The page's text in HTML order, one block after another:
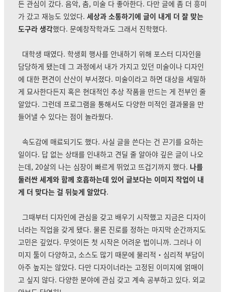
든 관심이 갔다. 음악, 춤, 미술 다 좋아한다. 다만 글에 좀 더 흥미
가 갔고 재능도 있었다. 세상과 소통하기에 글이 내게 더 잘 맞는
도구라 생각했다. 문예창작학과도 그래서 진학했다.
대학생 때였다. 학생회 행사를 안내하기 위해 포스터 디자인을
담당하게 됐는데 그 과정에서 내가 가지고 있던 미술이나 디자인
에 대한 편견이 산산이 부서졌다. 미술이라고 하면 대상을 세밀하
게 묘사한다든지 혹은 현대적인 추상 작품을 만드는 게 전부인 줄
알았다. 그런데 프로그램을 통해서도 다양한 미적인 결과물을 만
들어낼 수 있다는 점이 놀라웠다.
속도감에 매료되기도 했다. 사실 글을 쓴다는 건 끈기를 요하는
일이다. 답 없는 상태를 인내하고 견딜 줄 알아야 깊은 글이 나오
는데, 20살의 나는 심장이 빠르게 뛰었고 뜨겁기까지 했다. 나를
둘러싼 세계와 함께 호흡하는데 있어 글보다는 이미지 작업이 내
게 더 맞다는 걸 뒤늦게 알았다.
그때부터 디자인에 관심을 갖고 배우기 시작했고 지금은 디자이
너라는 직업을 갖게 됐다. 물론 진로를 정하는 마지막 순간까지도
고민은 깊었다. 무엇이든 첫 시작은 어려운 법이니까. 그러나 이
미지 툴이 다양하고, 소스도 많기 때문에 물리적・심리적 부담이
아주 높지는 않았다. 다만 디자이너라는 고정된 이미지에 얽매이
고 싶지 않다. 다양한 분야에 관심 갖고 계속 공부하고 있다. 외교